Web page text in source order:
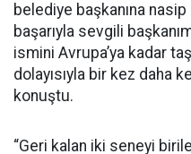
belediye başkanına
başarıyla sevgili
ismini Avrupa’ya kadar
dolayısıyla bir kez daha
konuştu.
“Geri kalan iki seneyi